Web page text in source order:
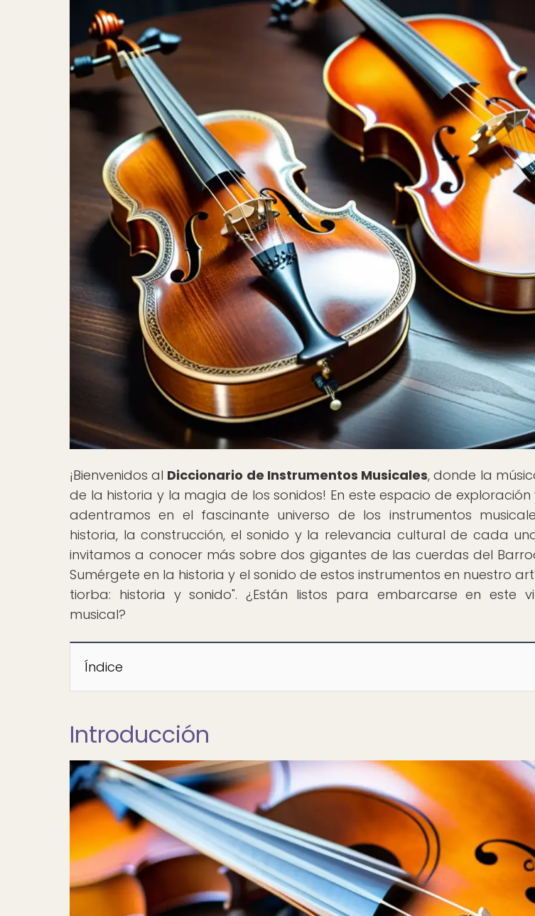
¡Bienvenidos al Diccionario de Instrumentos Musicales, donde la
de la historia y la magia de los sonidos! En este espacio de exploración
adentramos en el fascinante universo de los instrumentos
historia, la construcción, el sonido y la relevancia cultural de cada
invitamos a conocer más sobre dos gigantes de las cuerdas del
Sumérgete en la historia y el sonido de estos instrumentos en nuestro
tiorba: historia y sonido". ¿Están listos para embarcarse en este
musical?
Índice
Introducción